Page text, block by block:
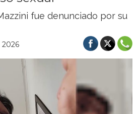
fue denunciado por su
2026